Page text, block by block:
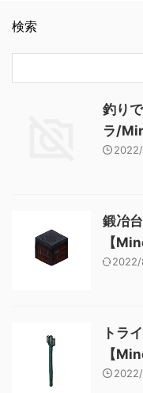
体化が付与された状態で金
t)がシェアした投稿 関連
マグマキューブ 「Mob図
鑑」【Minecraft / マイン
フト】 ウィザー 「M …
検索
釣り
ラ/
鍛冶
【
2022/
トラ
【